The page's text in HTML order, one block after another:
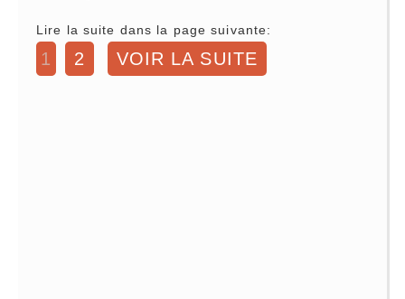
Lire la suite dans la page suivante:
1 2 VOIR LA SUITE